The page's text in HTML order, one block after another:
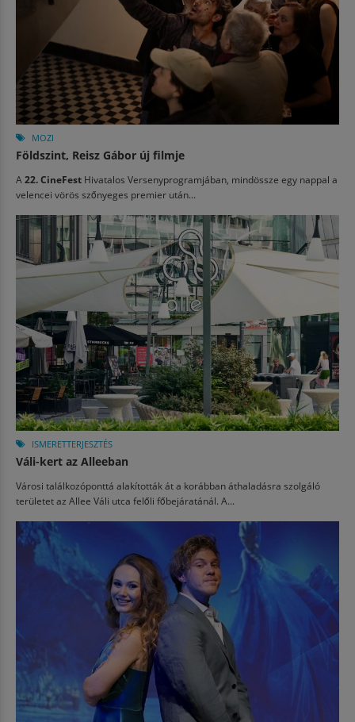
MOZI
Földszint, Reisz Gábor új filmje
A 22. CineFest Hivatalos Versenyprogramjában, mindössze egy nappal a
velencei vörös szőnyeges premier után...
ISMERETTERJESZTÉS
Váli-kert az Alleeban
Városi találkozóponttá alakították át a korábban áthaladásra szolgáló
területet az Allee Váli utca felőli főbejáratánál. A...